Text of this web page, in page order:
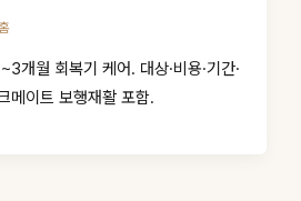
개월 회복기 케어. 대상·비용·기간·
메이트 보행재활 포함.